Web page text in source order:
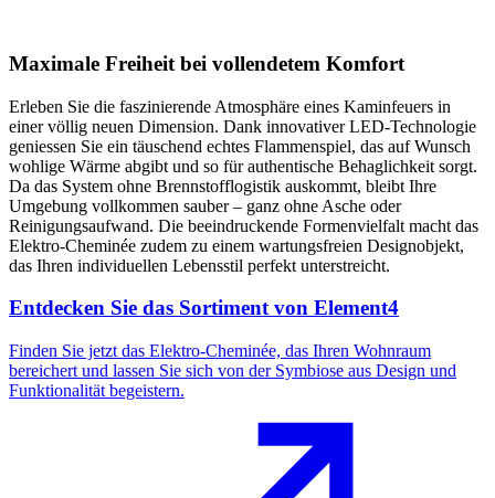
Maximale Freiheit bei vollendetem Komfort
Erleben Sie die faszinierende Atmosphäre eines Kaminfeuers in
einer völlig neuen Dimension. Dank innovativer LED-Technologie
geniessen Sie ein täuschend echtes Flammenspiel, das auf Wunsch
wohlige Wärme abgibt und so für authentische Behaglichkeit sorgt.
Da das System ohne Brennstofflogistik auskommt, bleibt Ihre
Umgebung vollkommen sauber – ganz ohne Asche oder
Reinigungsaufwand. Die beeindruckende Formenvielfalt macht das
Elektro-Cheminée zudem zu einem wartungsfreien Designobjekt,
das Ihren individuellen Lebensstil perfekt unterstreicht.
Entdecken Sie das Sortiment von Element4
Finden Sie jetzt das Elektro-Cheminée, das Ihren Wohnraum
bereichert und lassen Sie sich von der Symbiose aus Design und
Funktionalität begeistern.